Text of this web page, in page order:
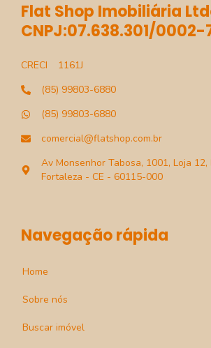
Flat Shop Imobiliária
CNPJ:07.638.301/0002-
CRECI
1161J
(85) 99803-6880
(85) 99803-6880
comercial@flatshop.com.br
Av Monsenhor Tabosa, 1001, Loja 12,
Fortaleza - CE - 60115-000
Navegação rápida
Home
Sobre nós
Buscar imóvel